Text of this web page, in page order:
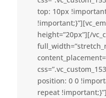
top: 10px
height=”20px”][/
position: 0 0
repeat